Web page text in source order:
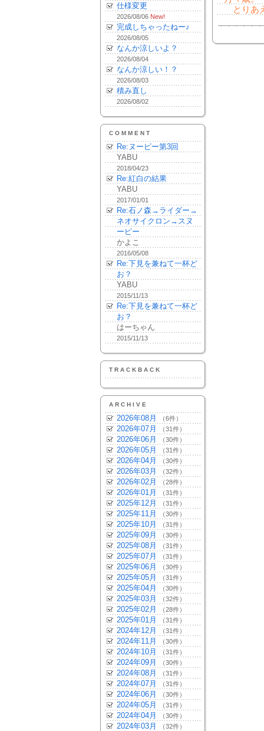
仕様変更
2026/08/06 New!
完成しちゃったねー♪
2026/08/05
なんか涼しいよ？
2026/08/04
なんか涼しい！？
2026/08/03
積み直し
2026/08/02
COMMENT
Re:ヌーピー第3回
YABU
2018/04/23
Re:紅白の結果
YABU
2017/01/01
Re:石ノ森→ライダー→
ネオサイクロン→スヌ
ーピー
かよこ
2016/05/08
Re:下見を兼ねて一杯ど
お？
YABU
2015/11/13
Re:下見を兼ねて一杯ど
お？
はーちゃん
2015/11/13
TRACKBACK
ARCHIVE
2026年08月 （6件）
2026年07月 （31件）
2026年06月 （30件）
2026年05月 （31件）
2026年04月 （30件）
2026年03月 （32件）
2026年02月 （28件）
2026年01月 （31件）
2025年12月 （31件）
2025年11月 （30件）
2025年10月 （31件）
2025年09月 （30件）
2025年08月 （31件）
2025年07月 （31件）
2025年06月 （30件）
2025年05月 （31件）
2025年04月 （30件）
2025年03月 （32件）
2025年02月 （28件）
2025年01月 （31件）
2024年12月 （31件）
2024年11月 （30件）
2024年10月 （31件）
2024年09月 （30件）
2024年08月 （31件）
2024年07月 （31件）
2024年06月 （30件）
2024年05月 （31件）
2024年04月 （30件）
2024年03月 （32件）
とりあ